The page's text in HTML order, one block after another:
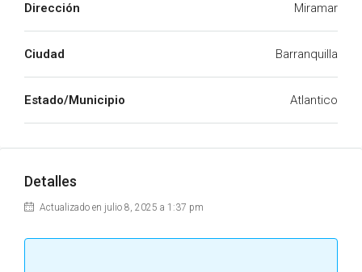
Dirección Miramar
Ciudad Barranquilla
Estado/Municipio Atlantico
Detalles
Actualizado en julio 8, 2025 a 1:37 pm